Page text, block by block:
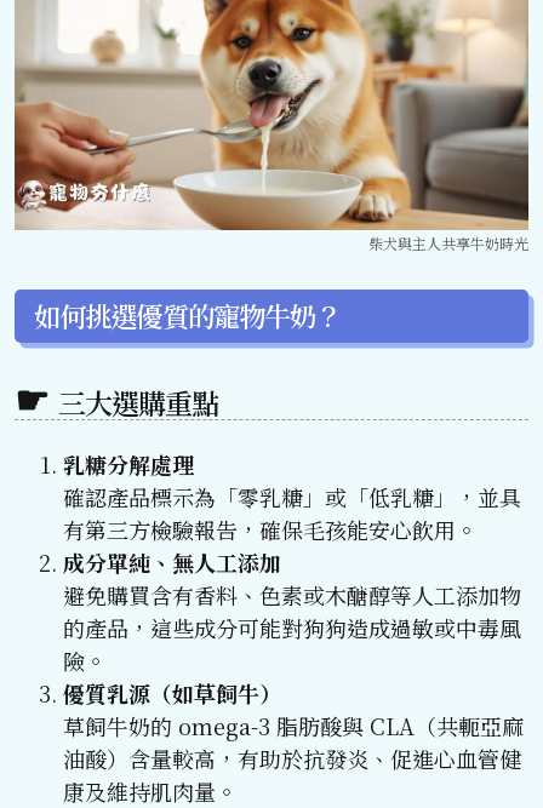
柴犬與主人共享牛奶時光
如何挑選優質的寵物牛奶？
三大選購重點
乳糖分解處理
確認產品標示為「零乳糖」或「低乳糖」，並具
有第三方檢驗報告，確保毛孩能安心飲用。
成分單純、無人工添加
避免購買含有香料、色素或木醣醇等人工添加物
的產品，這些成分可能對狗狗造成過敏或中毒風
險。
優質乳源（如草飼牛）
草飼牛奶的 omega-3 脂肪酸與 CLA（共軛亞麻
油酸）含量較高，有助於抗發炎、促進心血管健
康及維持肌肉量。